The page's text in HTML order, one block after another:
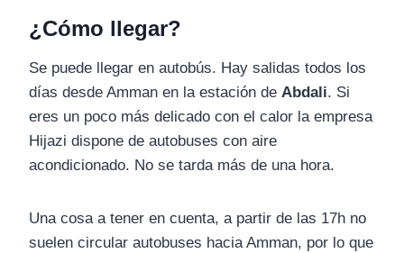
¿Cómo llegar?
Se puede llegar en autobús. Hay salidas todos los
días desde Amman en la estación de Abdali. Si
eres un poco más delicado con el calor la empresa
Hijazi dispone de autobuses con aire
acondicionado. No se tarda más de una hora.
Una cosa a tener en cuenta, a partir de las 17h no
suelen circular autobuses hacia Amman, por lo que